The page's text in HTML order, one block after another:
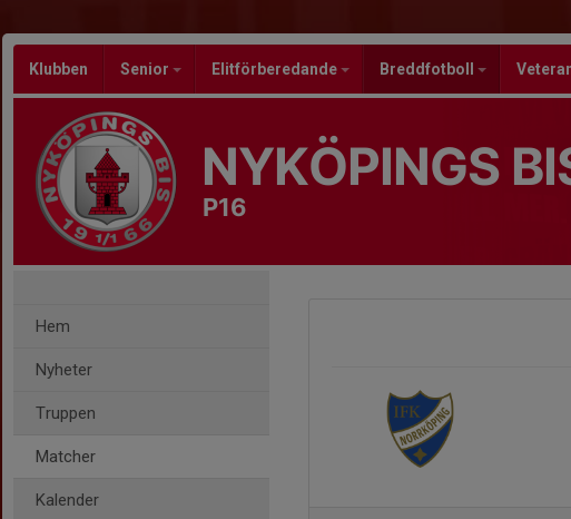
Klubben Senior Elitförberedande Breddfotboll
NYKÖPINGS
P16
Hem
Nyheter
Truppen
Matcher
Kalender